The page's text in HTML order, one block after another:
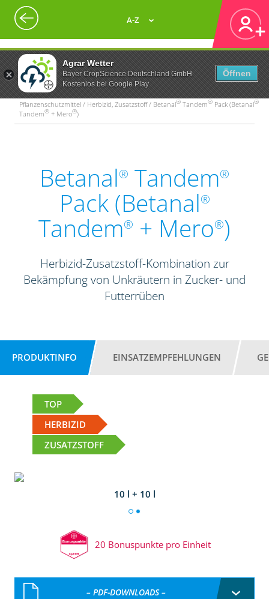
Agrar Wetter
Bayer CropScience Deutschland GmbH
Kostenlos bei Google Play
Öffnen
A-Z
Pflanzenschutzmittel / Herbizid, Zusatzstoff / Betanal® Tandem® Pack (Betanal®
Tandem® + Mero®)
Betanal® Tandem®
Pack (Betanal®
Tandem® + Mero®)
Herbizid-Zusatzstoff-Kombination zur
Bekämpfung von Unkräutern in Zucker- und
Futterrüben
PRODUKTINFO EINSATZEMPFEHLUNGEN
TOP
HERBIZID
ZUSATZSTOFF
10 l + 10 l
20 Bonuspunkte pro Einheit
– PDF-DOWNLOADS –